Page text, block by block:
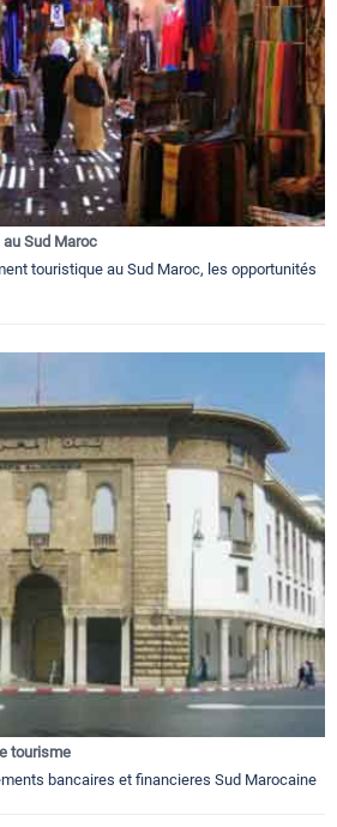
Sud Maroc
touristique au Sud Maroc, les opportunités
tourisme
bancaires et financieres Sud Marocaine